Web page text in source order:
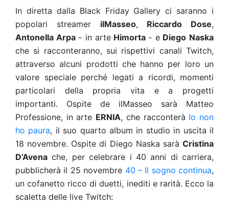
In diretta dalla Black Friday Gallery ci saranno i
popolari streamer
ilMasseo, Riccardo Dose,
Antonella Arpa - in arte Himorta - e Diego Naska
che si racconteranno, sui rispettivi canali Twitch,
attraverso alcuni prodotti che hanno per loro un
valore speciale perché legati a ricordi, momenti
particolari della propria vita e a progetti
importanti. Ospite de ilMasseo sarà Matteo
Professione, in arte ERNIA, che racconterà Io non
ho paura, il suo quarto album in studio in uscita il
18 novembre. Ospite di Diego Naska sarà Cristina
D’Avena che, per celebrare i 40 anni di carriera,
pubblicherà il 25 novembre 40 – Il sogno continua,
un cofanetto ricco di duetti, inediti e rarità. Ecco la
scaletta delle live Twitch: